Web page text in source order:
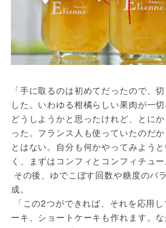
「手に取るのは初めてだったので、
した。いわゆる柑橘らしい果肉が一切
どうしようかと思ったけれど、とに
った。フランス人も使っていたのだ
とはない。自分も何かやってみよう
く、まずはコンフィとコンフィチュ
成。
ーキ、ショートケーキも作れます。